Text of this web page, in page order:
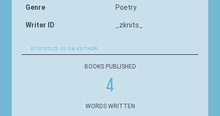
Genre Poetry
Writer ID _zknits_
STATISTICS AS AN AUTHOR
BOOKS PUBLISHED
4
WORDS WRITTEN